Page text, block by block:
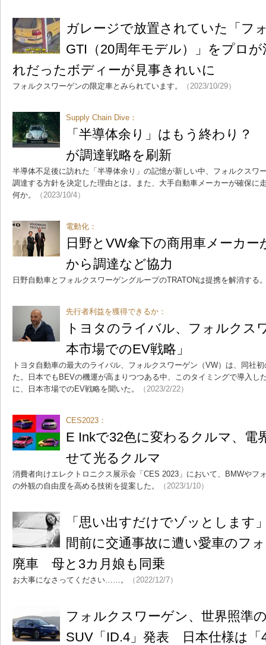
ガレージで放置されていた「フ
GTI（20周年モデル）」をプロ
れだったボディーが見事きれいに
フォルクスワーゲンの限定車とみられています。 （2023/10/29）
Supply Chain Dive：
「半導体余り」はもう終わり
が調達戦略を刷新
半導体不足後に訪れた「半導体余り」の記憶が新しい中、フォルクスワ
調達する方針を決定した理由とは。また、大手自動車メーカーが確保に
何か。
（2023/10/4）
電動化：
日野とVW傘下の商用車メーカー
から調達など協力
日野自動車とフォルクスワーゲングループのTRATONは提携を解消する
先行者利益を獲得できるか：
トヨタのライバル、フォルクス
本市場でのEV戦略」
トヨタ自動車の最大のライバル、フォルクスワーゲン（VW）は、同社
た。日本でもBEVの機運が高まりつつある中、このタイミングで導入し
に、日本市場でのEV戦略を聞いた。
（2023/2/22）
CES2023：
E Inkで32色に変わるクルマ、電
せて光るクルマ
消費者向けエレクトロニクス展示会「CES 2023」において、BMWやフ
の外観の自由度を高める技術を提案した。
（2023/1/10）
「思い出すだけでゾッとしま
間前に交通事故に遭い愛車のフ
廃車 母と3カ月娘も同乗
お大事になさってください……。 （2022/12/7）
フォルクスワーゲン、世界照準
SUV「ID.4」発表 日本仕様は「